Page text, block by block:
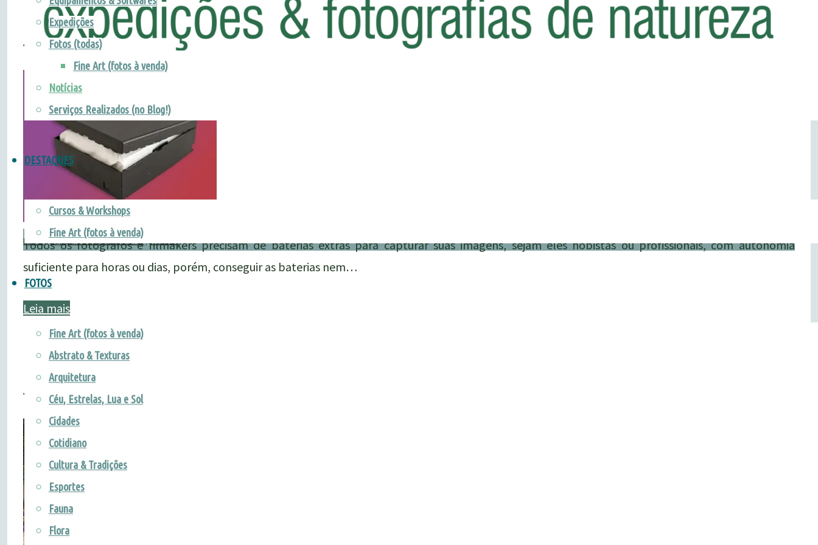
Expedições
Fotos (todas)
Fine Art (fotos à venda)
Notícias
Serviços Realizados (no Blog!)
DESTAQUES
Cursos & Workshops
Fine Art (fotos à venda)
FOTOS
Fine Art (fotos à venda)
Abstrato & Texturas
Arquitetura
Céu, Estrelas, Lua e Sol
Cidades
Cotidiano
Cultura & Tradições
Esportes
Fauna
Flora
de
setembro
de
2024"
Precisa de bateria nova? Então leia antes.
BLOG/Equipamentos & Softwares/Notícias
Todos os fotógrafos e filmakers precisam de baterias extras para capturar suas imagens, sejam eles hobistas ou profissionais, com autonomia
suficiente para horas ou dias, porém, conseguir as baterias nem…
Leia mais"Precisa
de
bateria
nova?
Então
leia
antes."
[ENCERRADO] Workshop de junho de 2024